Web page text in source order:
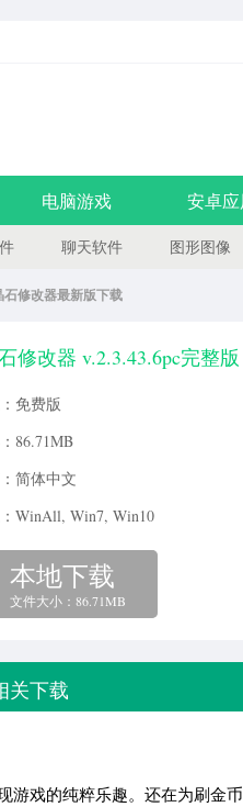
电脑游戏 安卓应
聊天软件 图形图像
石修改器最新版下载
修改器 v.2.3.43.6pc完整版
免费版
86.71MB
简体中文
WinAll, Win7, Win10
本地下载
文件大小：86.71MB
关下载
游戏的纯粹乐趣。还在为刷金